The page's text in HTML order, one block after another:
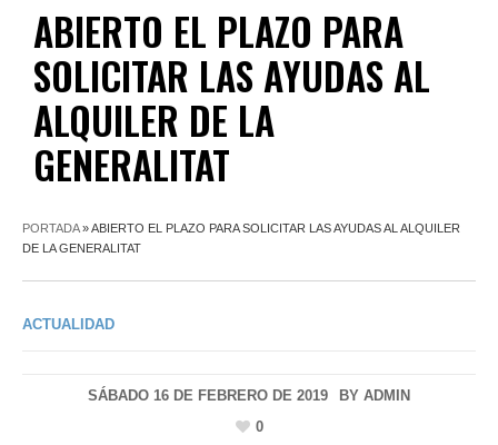
ABIERTO EL PLAZO PARA
SOLICITAR LAS AYUDAS AL
ALQUILER DE LA
GENERALITAT
PORTADA»ABIERTO EL PLAZO PARA SOLICITAR LAS AYUDAS AL ALQUILER
DE LA GENERALITAT
ACTUALIDAD
SÁBADO 16 DE FEBRERO DE 2019 BY ADMIN
0